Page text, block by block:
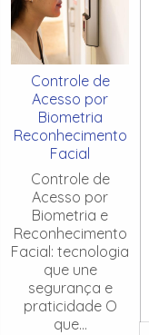
Controle de
Acesso por
Biometria
Reconhecimento
Facial
Controle de
Acesso por
Biometria e
Reconhecimento
Facial: tecnologia
que une
segurança e
praticidade O
que...